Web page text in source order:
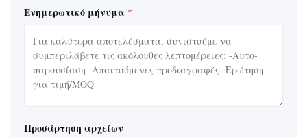
Ενημερωτικό μήνυμα *
Προσάρτηση αρχείων